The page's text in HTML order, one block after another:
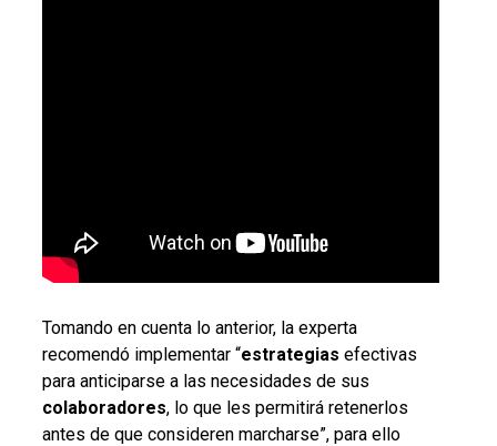
Tomando en cuenta lo anterior, la experta
recomendó implementar “estrategias efectivas
para anticiparse a las necesidades de sus
colaboradores, lo que les permitirá retenerlos
antes de que consideren marcharse”, para ello